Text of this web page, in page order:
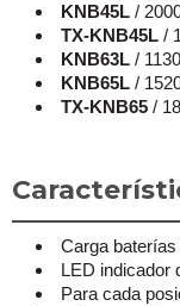
KNB45L /
TX-KNB45L /
KNB63L /
KNB65L /
TX-KNB65 /
Carga
LED indicador
Para cada